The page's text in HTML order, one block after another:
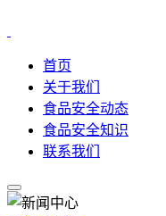
首页
关于我们
食品安全动态
食品安全知识
联系我们